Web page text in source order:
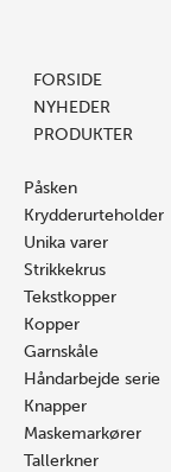
FORSIDE
NYHEDER
PRODUKTER
Påsken
Krydderurteholder
Unika varer
Strikkekrus
Tekstkopper
Kopper
Garnskåle
Håndarbejde serie
Knapper
Maskemarkører
Tallerkner
antal